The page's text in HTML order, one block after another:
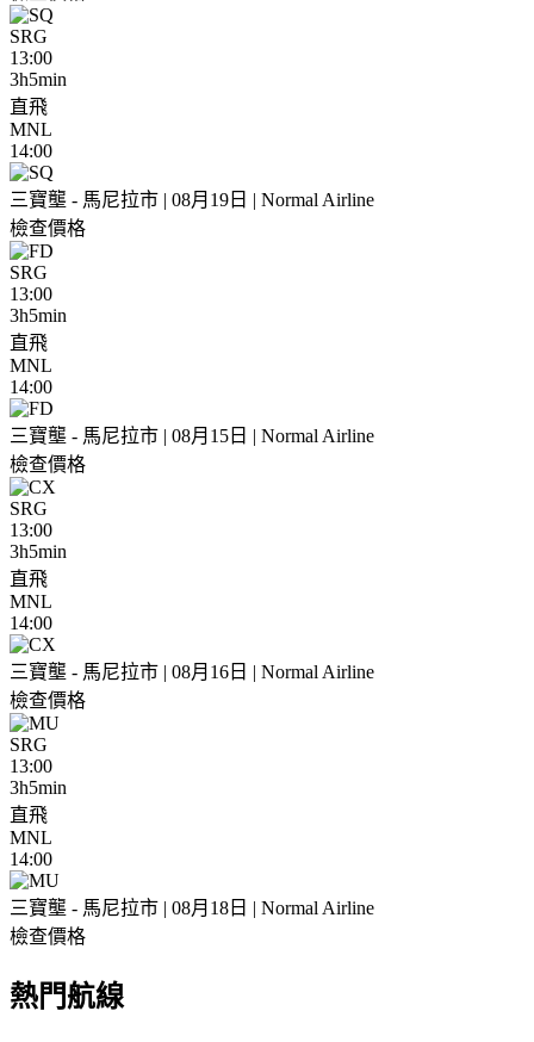
SRG
13:00
3h5min
直飛
MNL
14:00
三寶壟 - 馬尼拉市 | 08月19日 | Normal Airline
檢查價格
SRG
13:00
3h5min
直飛
MNL
14:00
三寶壟 - 馬尼拉市 | 08月15日 | Normal Airline
檢查價格
SRG
13:00
3h5min
直飛
MNL
14:00
三寶壟 - 馬尼拉市 | 08月16日 | Normal Airline
檢查價格
SRG
13:00
3h5min
直飛
MNL
14:00
三寶壟 - 馬尼拉市 | 08月18日 | Normal Airline
檢查價格
熱門航線